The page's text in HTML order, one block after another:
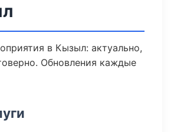
в Кызыл: актуально,
Обновления каждые